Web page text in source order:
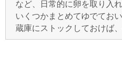
など、日常的に卵を取り入れ
いくつかまとめてゆでてお
蔵庫にストックしておけば